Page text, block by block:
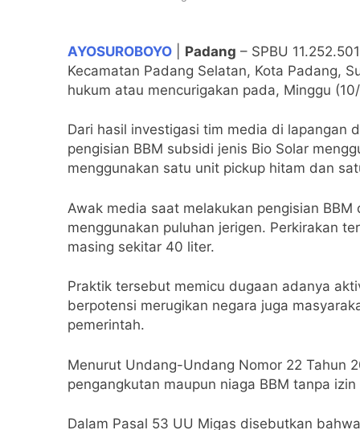
Kapolri Diminta
3 Bulan Ago
Giat Formalitas
3 Bulan Ago
3 Bulan Ago
Rapat
3 Bulan Ago
Mesin Judi
4 Bulan Ago
KOBIN, Inovasi
4 Bulan Ago
Terminal
Keuskupan
5 Bulan Ago
Runtuhnya
AYOSUROBOYO Padang – SPBU
Kecamatan Padang Selatan, Kota Padang,
hukum atau mencurigakan pada, Minggu
Dari hasil investigasi tim media di lapangan
pengisian BBM subsidi jenis Bio Solar
menggunakan satu unit pickup hitam dan
Awak media saat melakukan pengisian
menggunakan puluhan jerigen. Perkirakan
masing sekitar 40 liter.
Praktik tersebut memicu dugaan adanya
berpotensi merugikan negara juga
pemerintah.
Menurut Undang-Undang Nomor 22 Tahun
pengangkutan maupun niaga BBM tanpa
Dalam Pasal 53 UU Migas disebutkan